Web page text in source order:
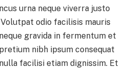
urna neque viverra justo
odio facilisis mauris
gravida in fermentum et
nibh ipsum consequat
facilisi etiam dignissim. Et